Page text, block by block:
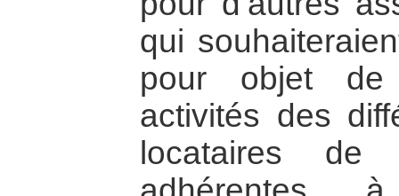
qui
pour objet
activités des
locataires